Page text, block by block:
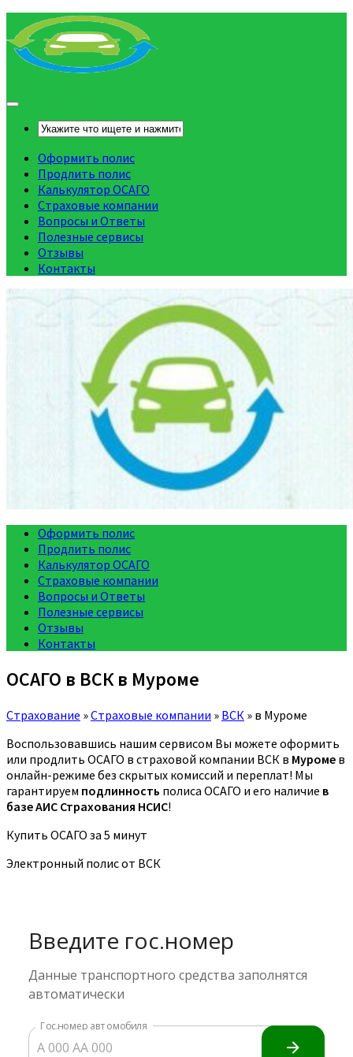
Оформить полис
Продлить полис
Калькулятор ОСАГО
Страховые компании
Вопросы и Ответы
Полезные сервисы
Отзывы
Контакты
Оформить полис
Продлить полис
Калькулятор ОСАГО
Страховые компании
Вопросы и Ответы
Полезные сервисы
Отзывы
Контакты
ОСАГО в ВСК в Муроме
Страхование »Страховые компании » ВСК » в Муроме
Воспользовавшись нашим сервисом Вы можете оформить
или продлить ОСАГО в страховой компании ВСК в Муроме в
онлайн-режиме без скрытых комиссий и переплат! Мы
гарантируем подлинность полиса ОСАГО и его наличие в
базе АИС Страхования НСИС!
Купить ОСАГО за 5 минут
Электронный полис от ВСК